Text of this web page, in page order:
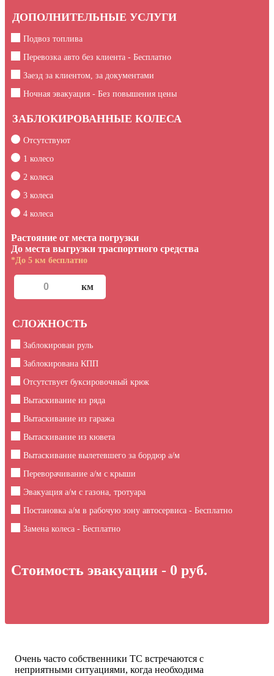
ДОПОЛНИТЕЛЬНЫЕ УСЛУГИ
Подвоз топлива
Перевозка авто без клиента - Бесплатно
Заезд за клиентом, за документами
Ночная эвакуация - Без повышения цены
ЗАБЛОКИРОВАННЫЕ КОЛЕСА
Отсутствуют
1 колесо
2 колеса
3 колеса
4 колеса
Растояние от места погрузки
До места выгрузки траспортного средства
*До 5 км бесплатно
СЛОЖНОСТЬ
Заблокирован руль
Заблокирована КПП
Отсутствует буксировочный крюк
Вытаскивание из ряда
Вытаскивание из гаража
Вытаскивание из кювета
Вытаскивание вылетевшего за бордюр а/м
Переворачивание а/м с крыши
Эвакуация а/м с газона, тротуара
Постановка а/м в рабочую зону автосервиса - Бесплатно
Замена колеса - Бесплатно
Стоимость эвакуации - 0 руб.
Очень часто собственники ТС встречаются с
неприятными ситуациями, когда необходима